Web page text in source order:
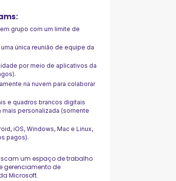
grupo com um limite de
única reunião de equipe da
por meio de aplicativos da
na nuvem para colaborar
e quadros brancos digitais
personalizada (somente
iOS, Windows, Mac e Linux,
pagos).
um espaço de trabalho
gerenciamento de
Microsoft.